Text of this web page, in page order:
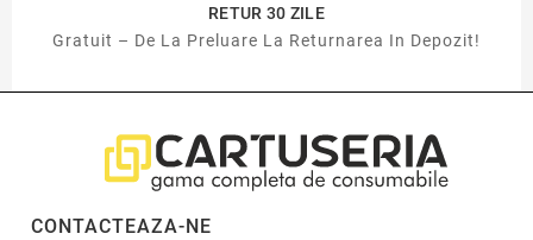
RETUR 30 ZILE
Gratuit – De La Preluare La Returnarea In Depozit!
CONTACTEAZA-NE